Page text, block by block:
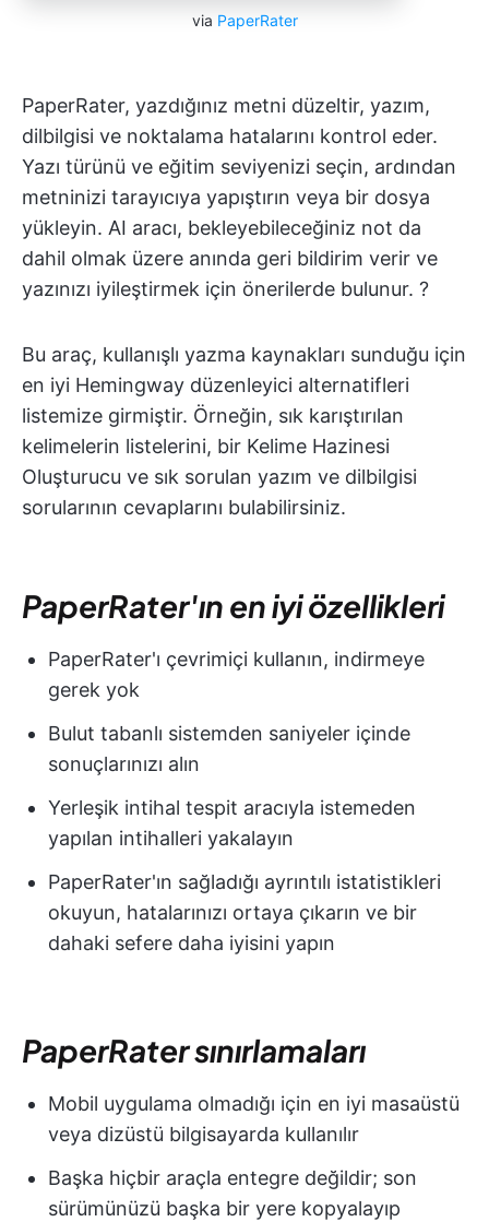
via PaperRater
PaperRater, yazdığınız metni düzeltir, yazım,
dilbilgisi ve noktalama hatalarını kontrol eder.
Yazı türünü ve eğitim seviyenizi seçin, ardından
metninizi tarayıcıya yapıştırın veya bir dosya
yükleyin. AI aracı, bekleyebileceğiniz not da
dahil olmak üzere anında geri bildirim verir ve
yazınızı iyileştirmek için önerilerde bulunur. ?
Bu araç, kullanışlı yazma kaynakları sunduğu için
en iyi Hemingway düzenleyici alternatifleri
listemize girmiştir. Örneğin, sık karıştırılan
kelimelerin listelerini, bir Kelime Hazinesi
Oluşturucu ve sık sorulan yazım ve dilbilgisi
sorularının cevaplarını bulabilirsiniz.
PaperRater'ın en iyi özellikleri
PaperRater'ı çevrimiçi kullanın, indirmeye
gerek yok
Bulut tabanlı sistemden saniyeler içinde
sonuçlarınızı alın
Yerleşik intihal tespit aracıyla istemeden
yapılan intihalleri yakalayın
PaperRater'ın sağladığı ayrıntılı istatistikleri
okuyun, hatalarınızı ortaya çıkarın ve bir
dahaki sefere daha iyisini yapın
PaperRater sınırlamaları
Mobil uygulama olmadığı için en iyi masaüstü
veya dizüstü bilgisayarda kullanılır
Başka hiçbir araçla entegre değildir; son
sürümünüzü başka bir yere kopyalayıp